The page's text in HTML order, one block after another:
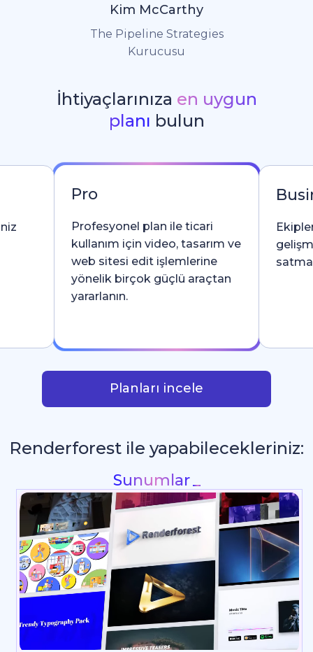
Kim McCarthy
The Pipeline Strategies
Kurucusu
İhtiyaçlarınıza en uygun
planı bulun
Pro
Profesyonel plan ile ticari
kullanım için video, tasarım ve
web sitesi edit işlemlerine
yönelik birçok güçlü araçtan
yararlanın.
satma
Planları incele
Renderforest ile yapabilecekleriniz:
Sosyal Medya Grafikleri